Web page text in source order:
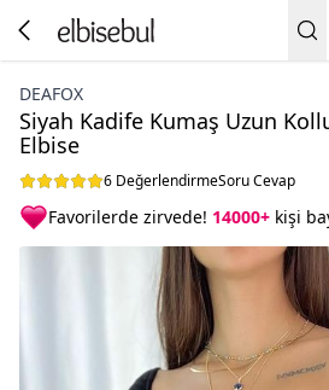
DEAFOX
Siyah Kadife Kumaş Uzun
Elbise
6 DeğerlendirmeSoru Cevap
Favorilerde zirvede! 14000+ kişi